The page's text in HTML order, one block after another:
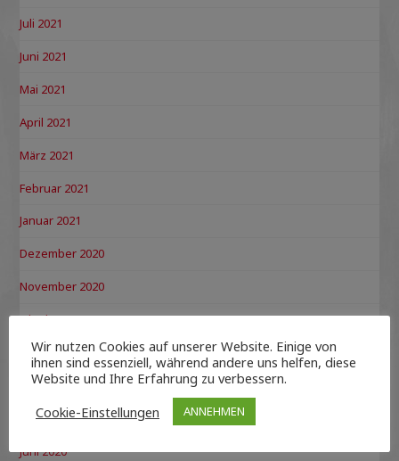
Juli 2021
Juni 2021
Mai 2021
April 2021
März 2021
Februar 2021
Januar 2021
Dezember 2020
November 2020
Oktober 2020
September 2020
August 2020
Juli 2020
Juni 2020
Wir nutzen Cookies auf unserer Website. Einige von
ihnen sind essenziell, während andere uns helfen, diese
Website und Ihre Erfahrung zu verbessern.
Cookie-Einstellungen
ANNEHMEN